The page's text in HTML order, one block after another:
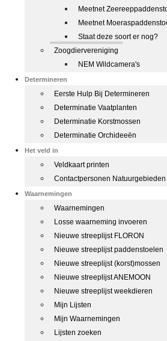
Meetnet
Meetnet
Staat deze soort er nog?
Zoogdiervereniging
NEM Wildcamera's
Determineren
Eerste Hulp Bij Determineren
Determinatie Vaatplanten
Determinatie Korstmossen
Determinatie Orchideeën
Het veld in
Veldkaart printen
Contactpersonen Natuurgebieden
Waarnemingen
Waarnemingen
Losse waarneming invoeren
Nieuwe streeplijst FLORON
Nieuwe streeplijst paddenstoelen
Nieuwe streeplijst (korst)mossen
Nieuwe streeplijst ANEMOON
Nieuwe streeplijst weekdieren
Mijn Lijsten
Mijn Waarnemingen
Lijsten zoeken